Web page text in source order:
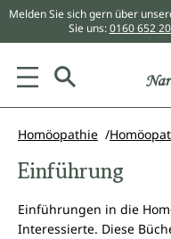
springen
Melden Sie sich gern über
Sie uns:0160 652
Homöopathie
Einführung
Einführungen in die
Interessierte. Diese